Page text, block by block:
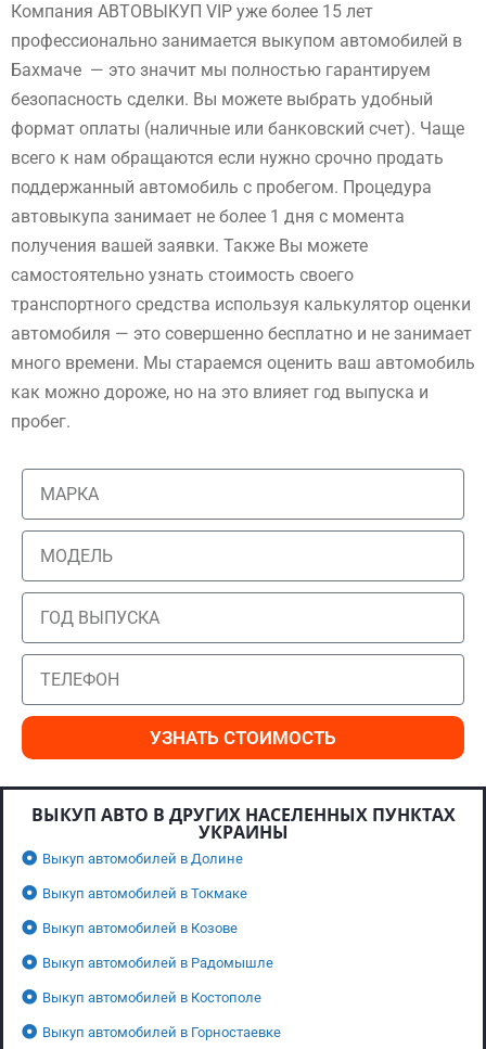
Компания АВТОВЫКУП VIP уже более 15 лет
профессионально занимается выкупом автомобилей в
Бахмаче — это значит мы полностью гарантируем
безопасность сделки. Вы можете выбрать удобный
формат оплаты (наличные или банковский счет). Чаще
всего к нам обращаются если нужно срочно продать
поддержанный автомобиль с пробегом. Процедура
автовыкупа занимает не более 1 дня с момента
получения вашей заявки. Также Вы можете
самостоятельно узнать стоимость своего
транспортного средства используя калькулятор оценки
автомобиля — это совершенно бесплатно и не занимает
много времени. Мы стараемся оценить ваш автомобиль
как можно дороже, но на это влияет год выпуска и
пробег.
УЗНАТЬ СТОИМОСТЬ
ВЫКУП АВТО В ДРУГИХ НАСЕЛЕННЫХ ПУНКТАХ
УКРАИНЫ
Выкуп автомобилей в Долине
Выкуп автомобилей в Токмаке
Выкуп автомобилей в Козове
Выкуп автомобилей в Радомышле
Выкуп автомобилей в Костополе
Выкуп автомобилей в Горностаевке